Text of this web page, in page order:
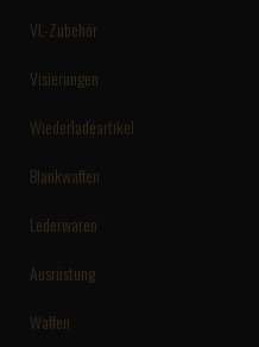
VL-Zubehör
Visierungen
Wiederladeartikel
Blankwaffen
Lederwaren
Ausrüstung
Waffen